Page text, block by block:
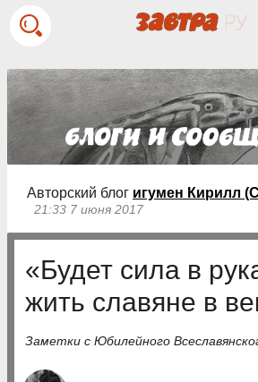
Авторский блог игумен Кирилл
21:33 7 июня 2017
«Будет сила в
жить славяне в
Заметки с Юбилейного